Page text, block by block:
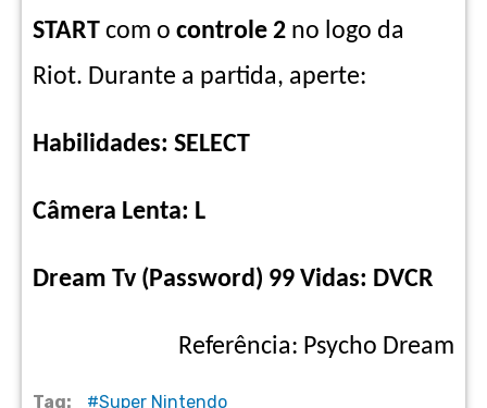
START com o controle 2 no logo da
Riot. Durante a partida, aperte:
Habilidades: SELECT
Câmera Lenta: L
Dream Tv (Password) 99 Vidas: DVCR
Referência: Psycho Dream
Tag: Super Nintendo